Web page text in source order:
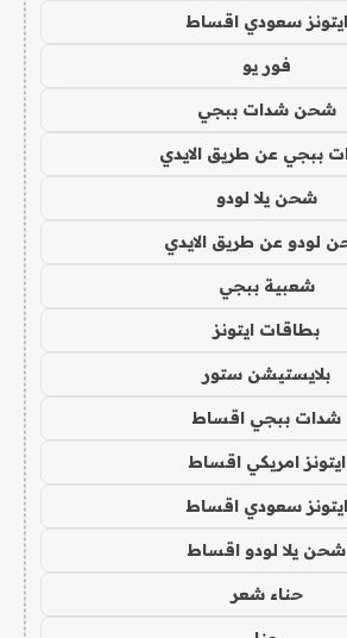
ايتونز سعودي اقساط
فور يو
شحن شدات ببجي
ببجي عن طريق الايدي
شحن يلا لودو
لودو عن طريق الايدي
شعبية ببجي
بطاقات ايتونز
بلايستيشن ستور
شدات ببجي اقساط
ايتونز امريكي اقساط
ايتونز سعودي اقساط
شحن يلا لودو اقساط
حناء شعر